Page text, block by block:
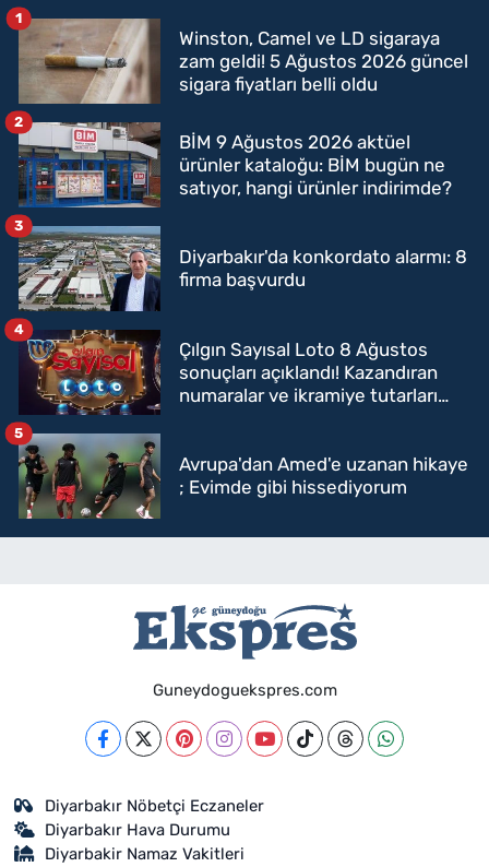
Winston, Camel ve LD sigaraya
zam geldi! 5 Ağustos 2026 güncel
sigara fiyatları belli oldu
1
BİM 9 Ağustos 2026 aktüel
ürünler kataloğu: BİM bugün ne
satıyor, hangi ürünler indirimde?
2
Diyarbakır'da konkordato alarmı: 8
firma başvurdu
3
Çılgın Sayısal Loto 8 Ağustos
sonuçları açıklandı! Kazandıran
numaralar ve ikramiye tutarları
4
Avrupa'dan Amed'e uzanan hikaye
; Evimde gibi hissediyorum
5
Guneydoguekspres.com
Diyarbakır Nöbetçi Eczaneler
Diyarbakır Hava Durumu
Diyarbakir Namaz Vakitleri